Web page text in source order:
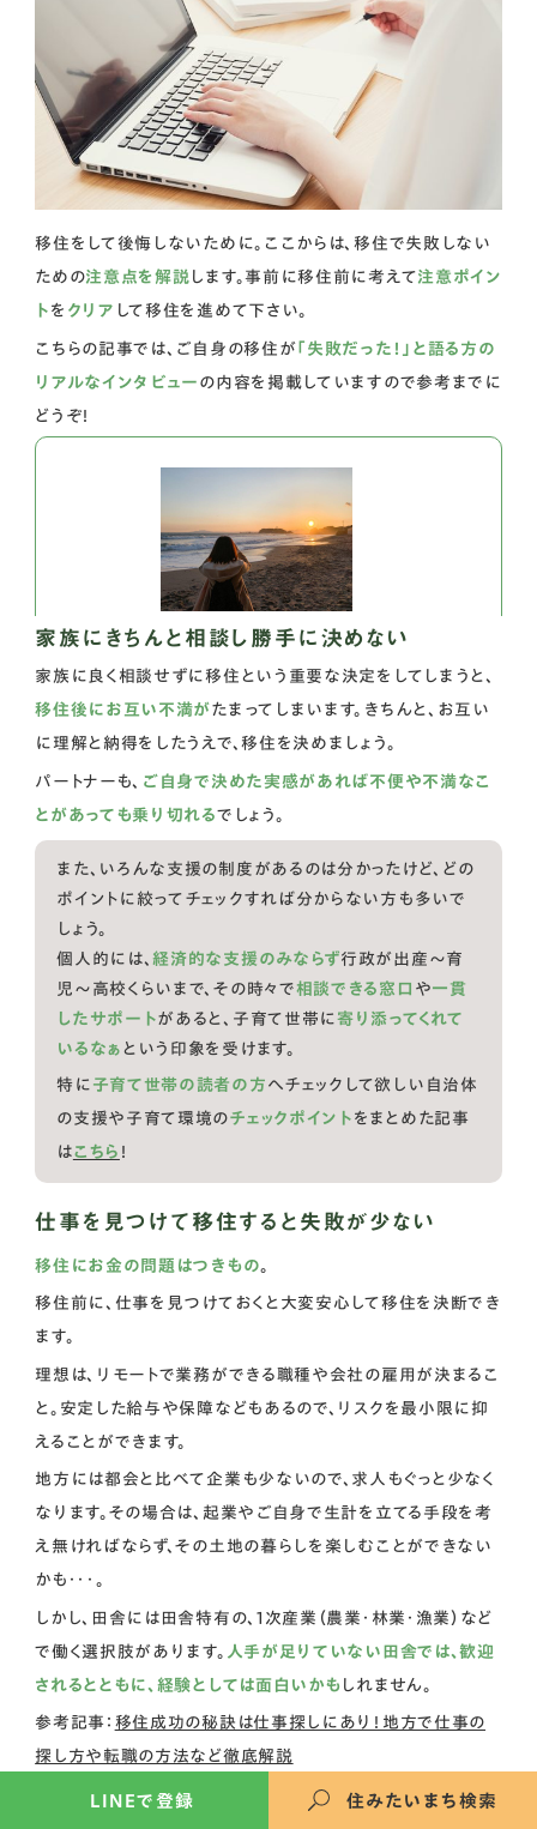
移住をして後悔しないために。ここからは、移住で失敗しない
ための注意点を解説 します。事前に移住前に考えて注意ポイン
ト を クリア して移住を進めて下さい。
こちらの記事では、ご自身の移住が「失敗だった！」と語る方の
リアルなインタビュー の内容を掲載していますので参考までに
どうぞ！
家族にきちんと相談し勝手に決めない
家族に良く相談せずに移住という重要な決定をしてしまうと、
移住後にお互い不満がたまってしまいます。きちんと、お互い
に理解と納得をしたうえで、移住を決めましょう。
パートナーも、 ご自身で決めた実感があれば不便や不満なこ
とがあっても乗り切れるでしょう。
また、いろんな支援の制度があるのは分かったけど、どの
ポイントに絞ってチェックすれば分からない方も多いで
しょう。
個人的には、経済的な支援のみならず行政が出産〜育
児〜高校くらいまで、その時々で相談できる窓口 や一貫
したサポートがあると、子育て世帯に寄り添ってくれて
いるなぁ という印象を受けます。
特に 子育て世帯の読者の方 へチェックして欲しい自治体
の支援や子育て環境のチェックポイント をまとめた記事
はこちら ！
仕事を見つけて移住すると失敗が少ない
移住にお金の問題はつきもの。
移住前に、仕事を見つけておくと大変安心して移住を決断でき
ます。
理想は、リモートで業務ができる職種や会社の雇用が決まるこ
と。安定した給与や保障などもあるので、リスクを最小限に抑
えることができます。
地方には都会と比べて企業も少ないので、求人もぐっと少なく
なります。その場合は、起業やご自身で生計を立てる手段を考
え無ければならず、その土地の暮らしを楽しむことができない
かも・・・。
しかし、田舎には田舎特有の、1次産業（農業・林業・漁業）など
で働く選択肢があります。 人手が足りていない田舎では、歓迎
されるとともに、経験としては面白いかも しれません。
参考記事： 移住成功の秘訣は仕事探しにあり！地方で仕事の
探し方や転職の方法など徹底解説
光熱費が地方によっては倍以上になることも
LINEで登録 住みたいまち検索